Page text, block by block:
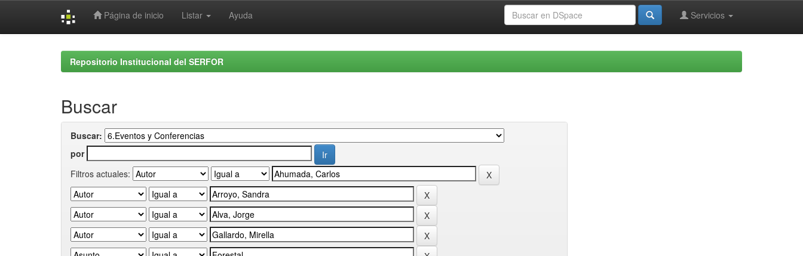
Página de inicio Listar Ayuda Servicios
Repositorio Institucional del SERFOR
Buscar
Buscar:
por
Filtros actuales: